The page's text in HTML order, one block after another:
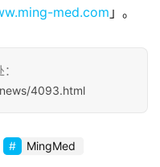
med.com 」。
4093.html
MingMed